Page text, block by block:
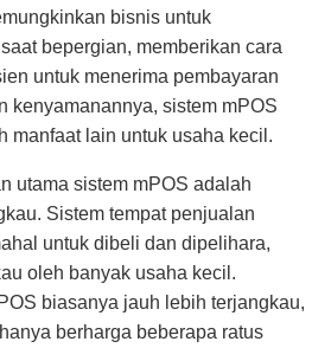
bisnis untuk
bepergian, memberikan cara
untuk menerima pembayaran
kenyamanannya, sistem mPOS
manfaat lain untuk usaha kecil.
utama sistem mPOS adalah
Sistem tempat penjualan
untuk dibeli dan dipelihara,
oleh banyak usaha kecil.
biasanya jauh lebih terjangkau,
berharga beberapa ratus